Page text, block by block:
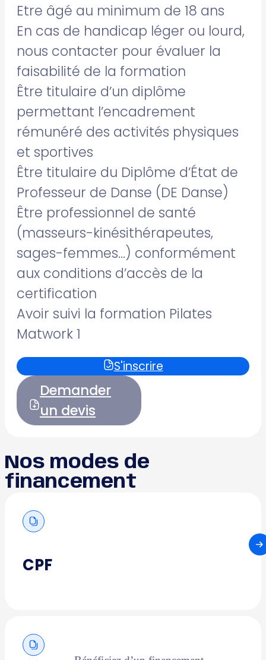
Etre âgé au minimum de 18 ans
En cas de handicap léger ou lourd,
nous contacter pour évaluer la
faisabilité de la formation
Être titulaire d’un diplôme
permettant l’encadrement
rémunéré des activités physiques
et sportives
Être titulaire du Diplôme d’État de
Professeur de Danse (DE Danse)
Être professionnel de santé
(masseurs-kinésithérapeutes,
sages-femmes…) conformément
aux conditions d’accès de la
certification
Avoir suivi la formation Pilates
Matwork 1
S'inscrire
Demander
un devis
Nos modes de
financement
CPF